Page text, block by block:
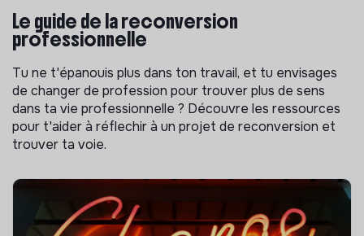
Le guide de la reconversion
professionnelle
Tu ne t'épanouis plus dans ton travail, et tu envisages
de changer de profession pour trouver plus de sens
dans ta vie professionnelle ? Découvre les ressources
pour t'aider à réflechir à un projet de reconversion et
trouver ta voie.